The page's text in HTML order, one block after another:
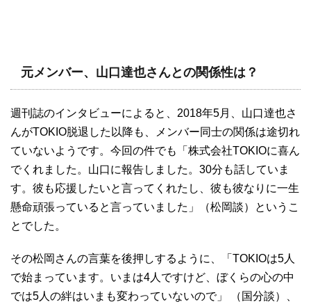
元メンバー、山口達也さんとの関係性は？
週刊誌のインタビューによると、2018年5月、山口達也さ
んがTOKIO脱退した以降も、メンバー同士の関係は途切れ
ていないようです。今回の件でも「株式会社TOKIOに喜ん
でくれました。山口に報告しました。30分も話していま
す。彼も応援したいと言ってくれたし、彼も彼なりに一生
懸命頑張っていると言っていました」（松岡談）というこ
とでした。
その松岡さんの言葉を後押しするように、「TOKIOは5人
で始まっています。いまは4人ですけど、ぼくらの心の中
では5人の絆はいまも変わっていないので」 （国分談）、